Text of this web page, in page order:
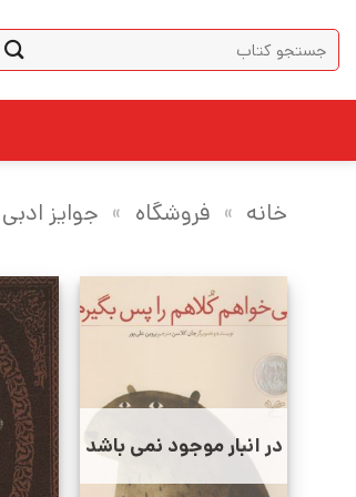
content
جستجو
برای:
خانه » فروشگاه » جوایز ادبی
در انبار موجود نمی باشد